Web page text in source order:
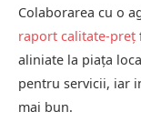
Colaborarea cu o
raport calitate-preț
aliniate la piața
pentru servicii, iar
mai bun.